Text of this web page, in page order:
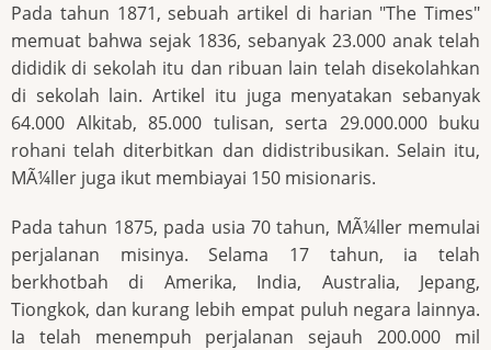
Pada tahun 1871, sebuah artikel di harian "The Times"
memuat bahwa sejak 1836, sebanyak 23.000 anak telah
dididik di sekolah itu dan ribuan lain telah disekolahkan
di sekolah lain. Artikel itu juga menyatakan sebanyak
64.000 Alkitab, 85.000 tulisan, serta 29.000.000 buku
rohani telah diterbitkan dan didistribusikan. Selain itu,
MÃ¼ller juga ikut membiayai 150 misionaris.
Pada tahun 1875, pada usia 70 tahun, MÃ¼ller memulai
perjalanan misinya. Selama 17 tahun, ia telah
berkhotbah di Amerika, India, Australia, Jepang,
Tiongkok, dan kurang lebih empat puluh negara lainnya.
Ia telah menempuh perjalanan sejauh 200.000 mil